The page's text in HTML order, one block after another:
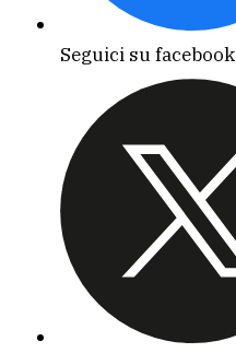
Seguici su facebook